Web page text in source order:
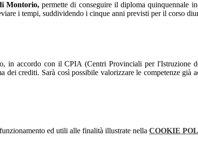
Montorio,permette di conseguire il diploma quinquennale
i tempi, suddividendo i cinque anni previsti per il corso
in accordo con il CPIA (Centri Provinciali per l'Istruzione
crediti. Sarà così possibile valorizzare le competenze già
ed utili alle finalità illustrate nella COOKIE